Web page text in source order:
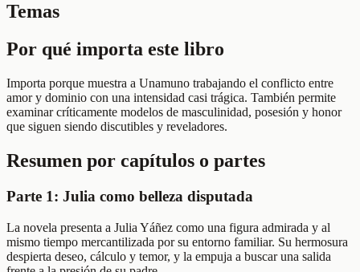
Temas
Por qué importa este libro
Importa porque muestra a Unamuno trabajando el conflicto entre
amor y dominio con una intensidad casi trágica. También permite
examinar críticamente modelos de masculinidad, posesión y honor
que siguen siendo discutibles y reveladores.
Resumen por capítulos o partes
Parte 1: Julia como belleza disputada
La novela presenta a Julia Yáñez como una figura admirada y al
mismo tiempo mercantilizada por su entorno familiar. Su hermosura
despierta deseo, cálculo y temor, y la empuja a buscar una salida